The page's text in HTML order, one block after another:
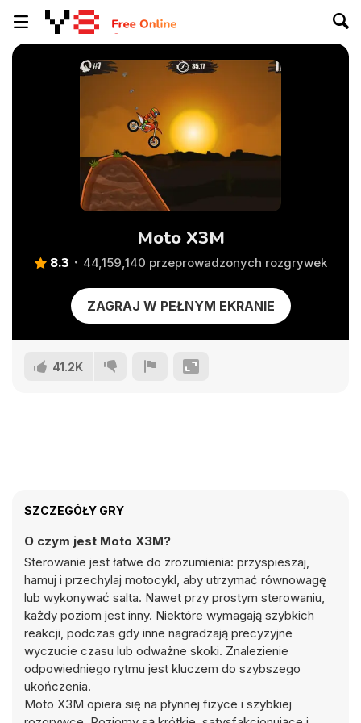
Moto X3M
8.3 44,159,140 przeprowadzonych rozgrywek
ZAGRAJ W PEŁNYM EKRANIE
41.2K
SZCZEGÓŁY GRY
O czym jest Moto X3M?
Sterowanie jest łatwe do zrozumienia: przyspieszaj,
hamuj i przechylaj motocykl, aby utrzymać równowagę
lub wykonywać salta. Nawet przy prostym sterowaniu,
każdy poziom jest inny. Niektóre wymagają szybkich
reakcji, podczas gdy inne nagradzają precyzyjne
wyczucie czasu lub odważne skoki. Znalezienie
odpowiedniego rytmu jest kluczem do szybszego
ukończenia.
Moto X3M opiera się na płynnej fizyce i szybkiej